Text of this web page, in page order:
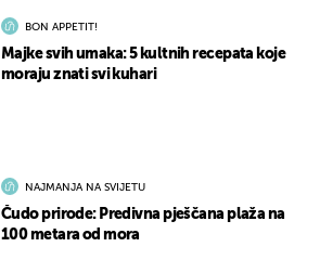
BON APPETIT!
Majke svih umaka: 5 kultnih recepata koje
moraju znati svi kuhari
NAJMANJA NA SVIJETU
Čudo prirode: Predivna pješčana plaža na
100 metara od mora